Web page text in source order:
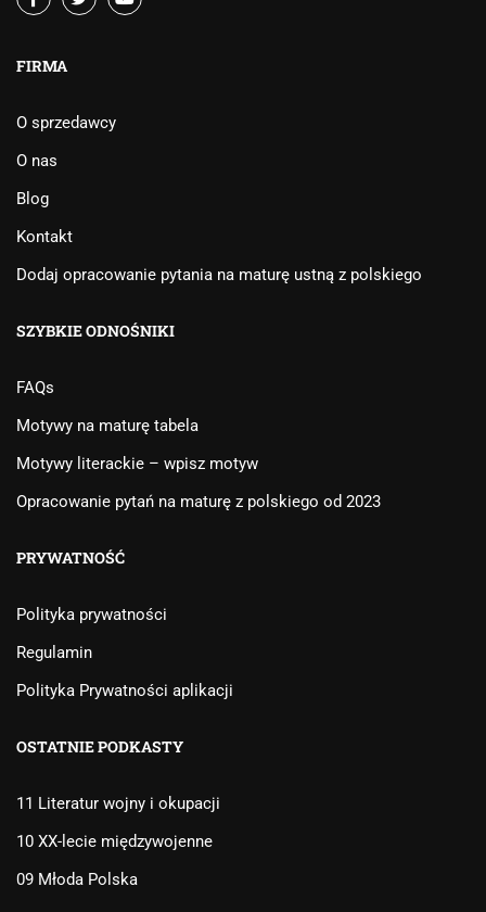
FIRMA
O sprzedawcy
O nas
Blog
Kontakt
Dodaj opracowanie pytania na maturę ustną z polskiego
SZYBKIE ODNOŚNIKI
FAQs
Motywy na maturę tabela
Motywy literackie – wpisz motyw
Opracowanie pytań na maturę z polskiego od 2023
PRYWATNOŚĆ
Polityka prywatności
Regulamin
Polityka Prywatności aplikacji
OSTATNIE PODKASTY
11 Literatur wojny i okupacji
10 XX-lecie międzywojenne
09 Młoda Polska